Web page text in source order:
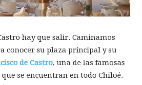
hay que salir. Caminamos
conocer su plaza principal y su
de Castro, una de las famosas
se encuentran en todo Chiloé.